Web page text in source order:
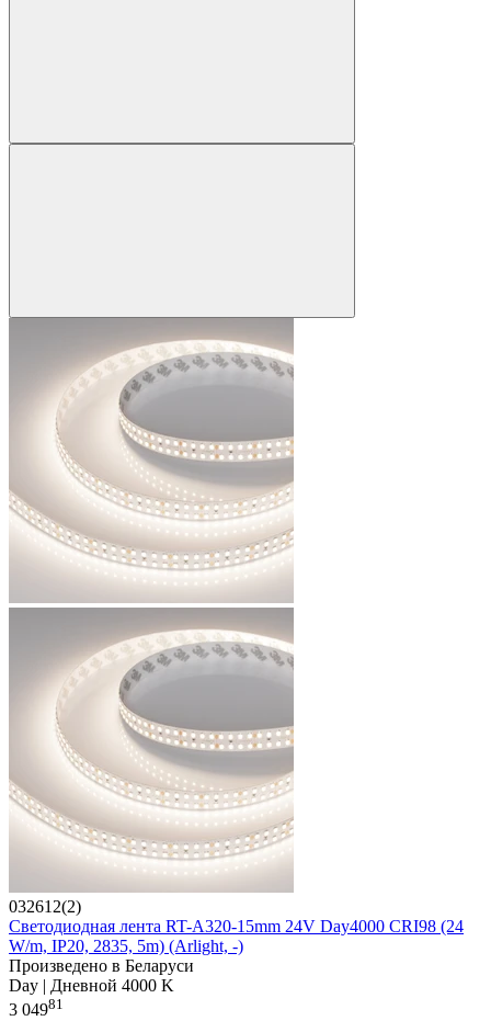
032612(2)
Светодиодная лента RT-A320-15mm 24V Day4000 CRI98 (24
W/m, IP20, 2835, 5m) (Arlight, -)
Произведено в Беларуси
Day | Дневной 4000 K
3 04981